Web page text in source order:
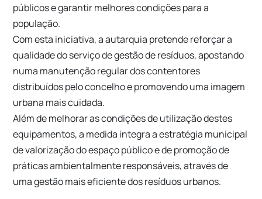
públicos e garantir melhores condições para a
população.
Com esta iniciativa, a autarquia pretende reforçar a
qualidade do serviço de gestão de resíduos, apostando
numa manutenção regular dos contentores
distribuídos pelo concelho e promovendo uma imagem
urbana mais cuidada.
Além de melhorar as condições de utilização destes
equipamentos, a medida integra a estratégia municipal
de valorização do espaço público e de promoção de
práticas ambientalmente responsáveis, através de
uma gestão mais eficiente dos resíduos urbanos.